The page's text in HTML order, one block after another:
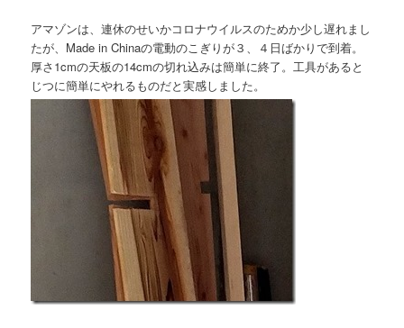
アマゾンは、連休のせいかコロナウイルスのためか少し遅れまし
たが、Made in Chinaの電動のこぎりが３、４日ばかりで到着。
厚さ1cmの天板の14cmの切れ込みは簡単に終了。工具があると
じつに簡単にやれるものだと実感しました。